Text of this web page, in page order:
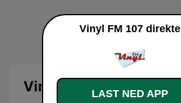
Vinyl FM 107
Vinyl FM 107 direkte
LAST NED APP